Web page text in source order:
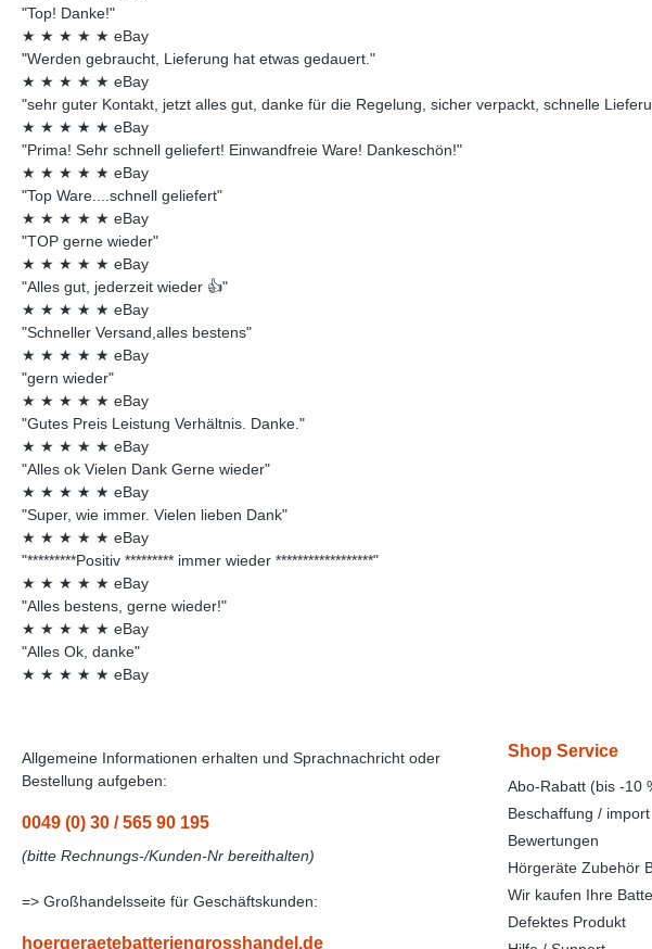
"Top! Danke!"
★ ★ ★ ★ ★ eBay
"Werden gebraucht, Lieferung hat etwas gedauert."
★ ★ ★ ★ ★ eBay
"sehr guter Kontakt, jetzt alles gut, danke für die Regelung, sicher verpackt, schnelle
★ ★ ★ ★ ★ eBay
"Prima! Sehr schnell geliefert! Einwandfreie Ware! Dankeschön!"
★ ★ ★ ★ ★ eBay
"Top Ware....schnell geliefert"
★ ★ ★ ★ ★ eBay
"TOP gerne wieder"
★ ★ ★ ★ ★ eBay
"Alles gut, jederzeit wieder 👍"
★ ★ ★ ★ ★ eBay
"Schneller Versand,alles bestens"
★ ★ ★ ★ ★ eBay
"gern wieder"
★ ★ ★ ★ ★ eBay
"Gutes Preis Leistung Verhältnis. Danke."
★ ★ ★ ★ ★ eBay
"Alles ok Vielen Dank Gerne wieder"
★ ★ ★ ★ ★ eBay
"Super, wie immer. Vielen lieben Dank"
★ ★ ★ ★ ★ eBay
"*********Positiv ********* immer wieder ******************"
★ ★ ★ ★ ★ eBay
"Alles bestens, gerne wieder!"
★ ★ ★ ★ ★ eBay
"Alles Ok, danke"
★ ★ ★ ★ ★ eBay
Allgemeine Informationen erhalten und Sprachnachricht oder
Bestellung aufgeben:
0049 (0) 30 / 565 90 195
(bitte Rechnungs-/Kunden-Nr bereithalten)
=> Großhandelsseite für Geschäftskunden:
hoergeraetebatteriengrosshandel.de
Shop Service
Abo-Rabatt (bis -10
Beschaffung / import
Bewertungen
Hörgeräte Zubehör
Wir kaufen Ihre
Defektes Produkt